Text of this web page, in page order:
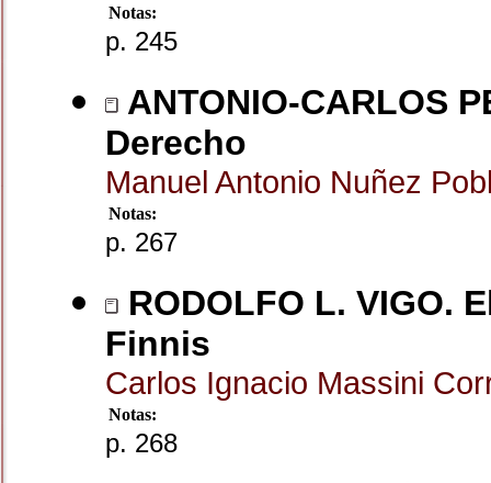
Notas:
p. 245
ANTONIO-CARLOS
Derecho
Manuel Antonio Nuñez
Notas:
p. 267
RODOLFO L. VIGO.
Finnis
Carlos Ignacio Massini
Notas:
p. 268